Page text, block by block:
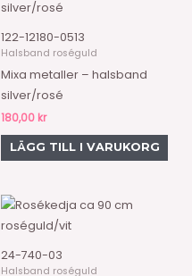
122-12180-0513
Halsband roséguld
Mixa metaller – halsband
silver/rosé
180,00 kr
LÄGG TILL I VARUKORG
24-740-03
Halsband roséguld